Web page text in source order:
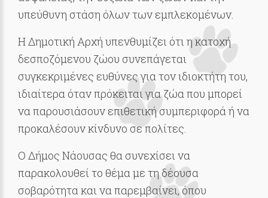
υπεύθυνη στάση όλων των εμπλεκομένων.
Η Δημοτική Αρχή υπενθυμίζει ότι η κατοχή
δεσποζόμενου ζώου συνεπάγεται
συγκεκριμένες ευθύνες για τον ιδιοκτήτη του,
ιδιαίτερα όταν πρόκειται για ζώα που μπορεί
να παρουσιάσουν επιθετική συμπεριφορά ή να
προκαλέσουν κίνδυνο σε πολίτες.
Ο Δήμος Νάουσας θα συνεχίσει να
παρακολουθεί το θέμα με τη δέουσα
σοβαρότητα και να παρεμβαίνει, όπου